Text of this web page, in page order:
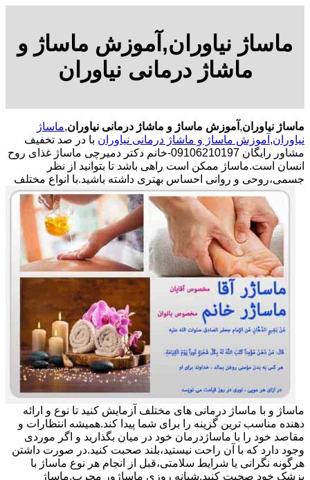
ماساژ نیاوران,آموزش ماساژ و
ماشاژ درمانی نیاوران
ماساژ نیاوران, آموزش ماساژ و ماشاژ درمانی نیاوران,ماساژ
نیاوران, آموزش ماساژ و ماشاژ درمانی نیاوران با در صد تخفیف
مشاور رایگان 09106210197-خانم دکتر دمیرچی ماساژ غذای روح
انسان است.ماساژ ممکن است راهی باشد تا بتوانید از نظر
جسمی،روحی و روانی احساس بهتری داشته باشید.با انواع مختلف
ماساژ و با ماساژ درمانی های مختلف آزمایش کنید تا نوع و ارائه
دهنده مناسب ترین گزینه را برای شما پیدا کند.همیشه انتظارات و
مقاصد خود را با ماساژدرمان خود در میان بگذارید و اگر موردی
وجود دارد که با آن راحت نیستید،بلند صحبت کنید.در صورت داشتن
هرگونه نگرانی یا شرایط سلامتی،قبل از انجام هر نوع ماساژ با
پزشک خود صحبت کنید.شبانه روزی ماساژور مجرب,ماساژ